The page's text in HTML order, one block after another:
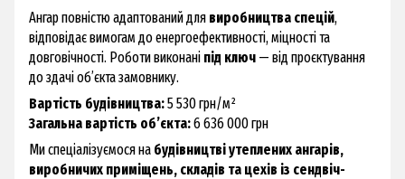
Ангар повністю адаптований для виробництва спецій,
відповідає вимогам до енергоефективності, міцності та
довговічності. Роботи виконані під ключ — від проєктування
до здачі об’єкта замовнику.
Вартість будівництва:5 530 грн/м²
Загальна вартість об’єкта:6 636 000 грн
Ми спеціалізуємося на будівництві утеплених ангарів,
виробничих приміщень, складів та цехів із сендвіч-